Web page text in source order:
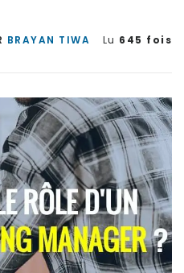
BRAYAN TIWA Lu 645 fois